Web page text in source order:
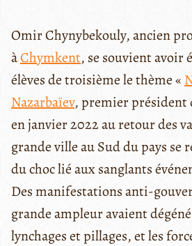
Omir Chynybekouly, ancien
àChymkent, se souvient avoir
élèves de troisième le thème «
Nazarbaïev, premier président
en janvier 2022 au retour des
grande ville au Sud du pays se
du choc lié aux sanglants
Des manifestations anti-
grande ampleur avaient
lynchages et pillages, et les